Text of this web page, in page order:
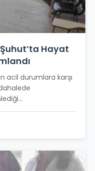
Şuhut’ta Hayat
acil durumlara karşı